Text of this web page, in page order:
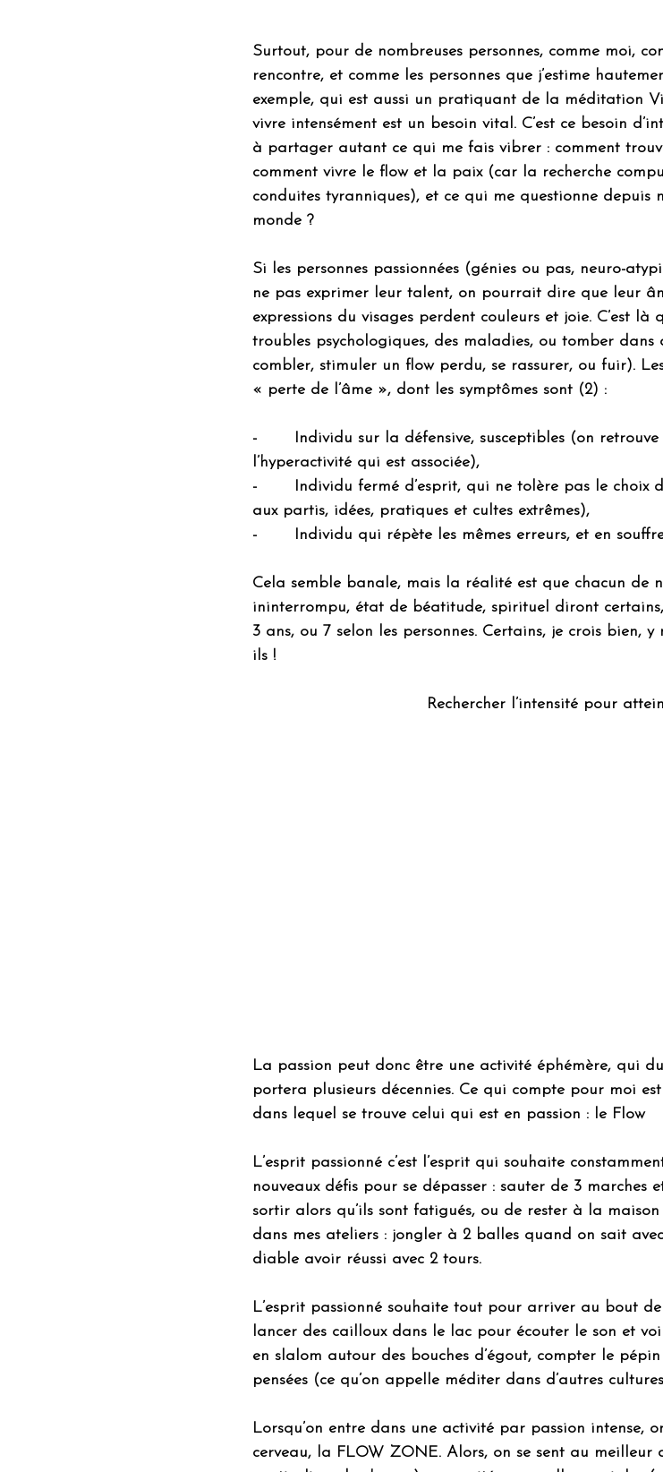
Surtout, pour de nombreuses personnes, comme moi,
rencontre, et comme les personnes que j’estime
exemple, qui est aussi un pratiquant de la méditation
vivre intensément est un besoin vital. C’est ce besoin
à partager autant ce qui me fais vibrer : comment
comment vivre le flow et la paix (car la recherche
conduites tyranniques), et ce qui me questionne depuis
monde ?
Si les personnes passionnées (génies ou pas, neuro-
ne pas exprimer leur talent, on pourrait dire que leur
expressions du visages perdent couleurs et joie. C’est là
troubles psychologiques, des maladies, ou tomber
combler, stimuler un flow perdu, se rassurer, ou fuir).
« perte de l’âme », dont les symptômes sont (2) :
-       Individu sur la défensive, susceptibles (on retrouve
l’hyperactivité qui est associée),
-       Individu fermé d’esprit, qui ne tolère pas le choix
aux partis, idées, pratiques et cultes extrêmes),
-       Individu qui répète les mêmes erreurs, et en
Cela semble banale, mais la réalité est que chacun de
ininterrompu, état de béatitude, spirituel diront certains,
3 ans, ou 7 selon les personnes. Certains, je crois bien,
ils !
Rechercher l’intensité pour
La passion peut donc être une activité éphémère, qui
portera plusieurs décennies. Ce qui compte pour moi
dans lequel se trouve celui qui est en passion : le Flow
L’esprit passionné c’est l’esprit qui souhaite
nouveaux défis pour se dépasser : sauter de 3 marches
sortir alors qu’ils sont fatigués, ou de rester à la
dans mes ateliers : jongler à 2 balles quand on sait
diable avoir réussi avec 2 tours.
L’esprit passionné souhaite tout pour arriver au bout
lancer des cailloux dans le lac pour écouter le son et
en slalom autour des bouches d’égout, compter le pépin
pensées (ce qu’on appelle méditer dans d’autres
Lorsqu’on entre dans une activité par passion intense,
cerveau, la FLOW ZONE. Alors, on se sent au meilleur